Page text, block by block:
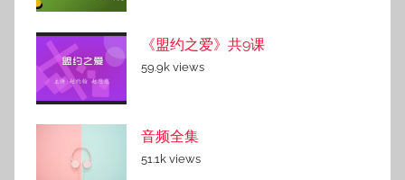
《盟约之爱》共9课
59.9k views
音频全集
51.1k views